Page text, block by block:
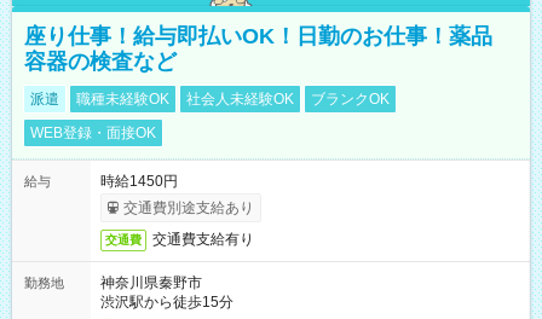
座り仕事！給与即払いOK！日勤のお仕事！薬品
容器の検査など
派遣 職種未経験OK 社会人未経験OK
ブランクOK
WEB登録・面接OK
給与
時給1450円
交通費別途支給あり
交通費 交通費支給有り
勤務地
神奈川県秦野市
渋沢駅から徒歩15分